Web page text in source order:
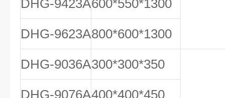
DHG-9423A600*550*1300
DHG-9623A800*600*1300
DHG-9036A300*300*350
DHG-9076A400*400*450